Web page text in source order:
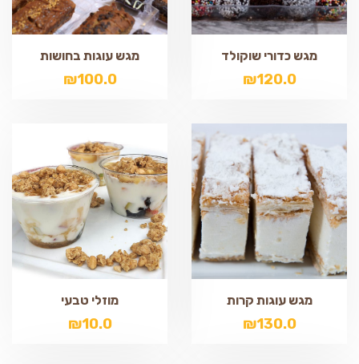
מגש כדורי שוקולד
₪120.0
מגש עוגות בחושות
₪100.0
מגש עוגות קרות
₪130.0
מוזלי טבעי
₪10.0